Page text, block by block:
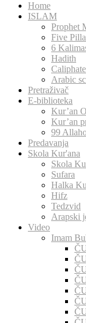
Home
ISLAM
Prophet
Five
6
Hadith
Arabic
Pretraživač
E-biblioteka
Kur’an
Kur’an
99
Predavanja
Skola Kur'ana
Skola
Sufara
Halka
Hifz
Tedzvid
Arapski
Video
Imam